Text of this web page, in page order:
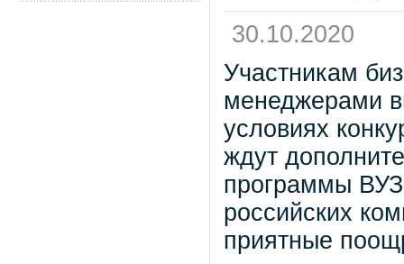
30.10.2020
Участникам
менеджерами
условиях
ждут
программы
российских
приятные